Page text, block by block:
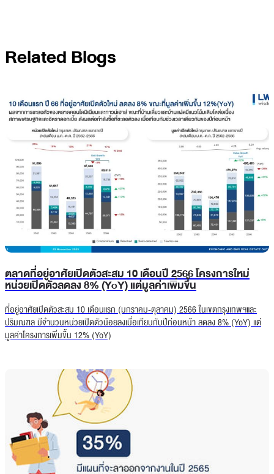
Related Blogs
ตลาดที่อยู่อาศัยเปิดตัวสะสม 10 เดือนปี 2566 โครงการใหม่
หน่วยเปิดตัวลดลง 8% (YoY) แต่มูลค่าเพิ่มขึ้น
ที่อยู่อาศัยเปิดตัวสะสม 10 เดือนแรก (มกราคม-ตุลาคม) 2566 ในเขตกรุงเทพฯและ
ปริมณฑล มีจำนวนหน่วยเปิดตัวน้อยลงเมื่อเทียบกับปีก่อนหน้า ลดลง 8% (YoY) แต่
มูลค่าโครงการเพิ่มขึ้น 12% (YoY)